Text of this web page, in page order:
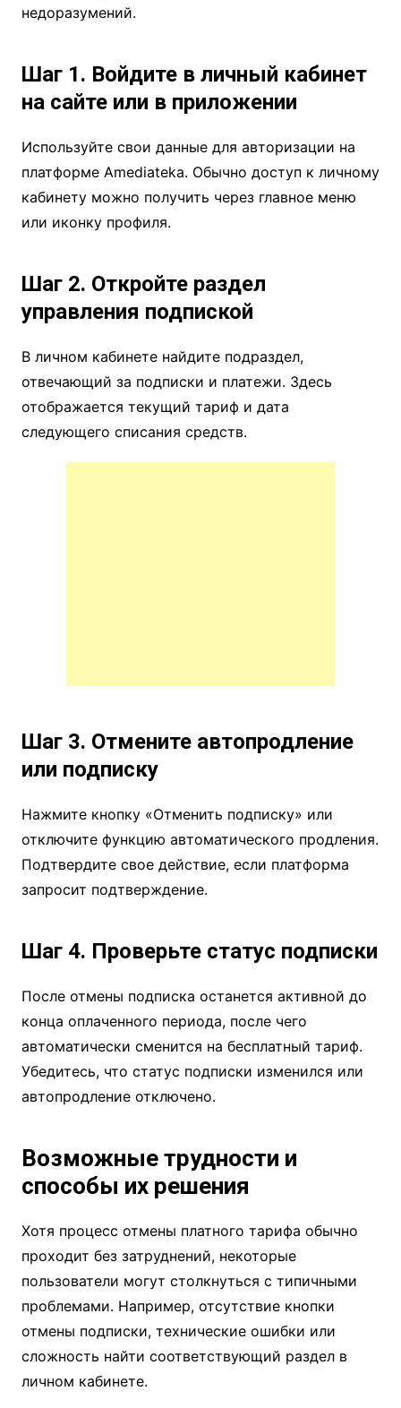
недоразумений.
Шаг 1. Войдите в личный кабинет
на сайте или в приложении
Используйте свои данные для авторизации на
платформе Amediateka. Обычно доступ к личному
кабинету можно получить через главное меню
или иконку профиля.
Шаг 2. Откройте раздел
управления подпиской
В личном кабинете найдите подраздел,
отвечающий за подписки и платежи. Здесь
отображается текущий тариф и дата
следующего списания средств.
Шаг 3. Отмените автопродление
или подписку
Нажмите кнопку «Отменить подписку» или
отключите функцию автоматического продления.
Подтвердите свое действие, если платформа
запросит подтверждение.
Шаг 4. Проверьте статус подписки
После отмены подписка останется активной до
конца оплаченного периода, после чего
автоматически сменится на бесплатный тариф.
Убедитесь, что статус подписки изменился или
автопродление отключено.
Возможные трудности и
способы их решения
Хотя процесс отмены платного тарифа обычно
проходит без затруднений, некоторые
пользователи могут столкнуться с типичными
проблемами. Например, отсутствие кнопки
отмены подписки, технические ошибки или
сложность найти соответствующий раздел в
личном кабинете.